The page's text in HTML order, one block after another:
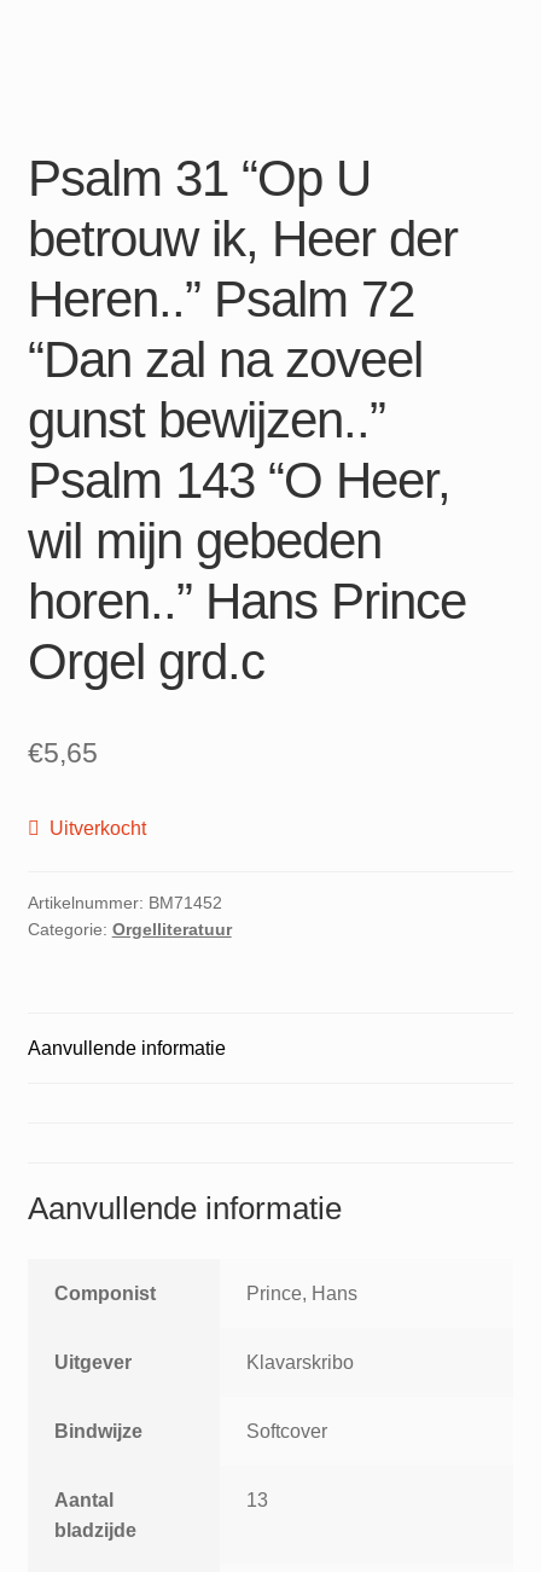
Psalm 31 “Op U
betrouw ik, Heer der
Heren..” Psalm 72
“Dan zal na zoveel
gunst bewijzen..”
Psalm 143 “O Heer,
wil mijn gebeden
horen..” Hans Prince
Orgel grd.c
€5,65
Uitverkocht
Artikelnummer: BM71452
Categorie: Orgelliteratuur
Aanvullende informatie
Aanvullende informatie
Componist Prince, Hans
Uitgever Klavarskribo
Bindwijze Softcover
Aantal
bladzijde
13